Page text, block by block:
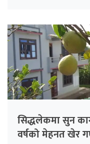
सिद्धलेकमा सुन
वर्षको मेहनत खेर